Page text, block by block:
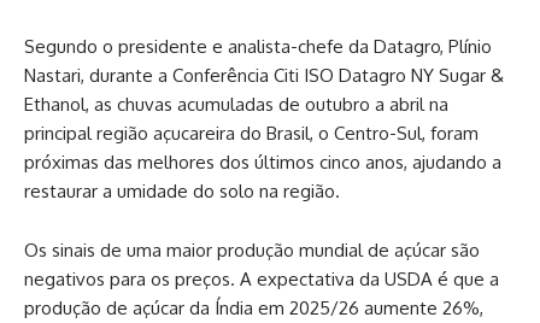
Segundo o presidente e analista-chefe da Datagro, Plínio
Nastari, durante a Conferência Citi ISO Datagro NY Sugar &
Ethanol, as chuvas acumuladas de outubro a abril na
principal região açucareira do Brasil, o Centro-Sul, foram
próximas das melhores dos últimos cinco anos, ajudando a
restaurar a umidade do solo na região.
Os sinais de uma maior produção mundial de açúcar são
negativos para os preços. A expectativa da USDA é que a
produção de açúcar da Índia em 2025/26 aumente 26%,